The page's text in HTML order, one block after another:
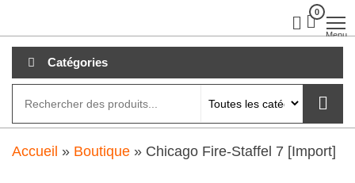
au
contenu
0
Menu
Catégories
Accueil » Boutique » Chicago Fire-Staffel 7 [Import]